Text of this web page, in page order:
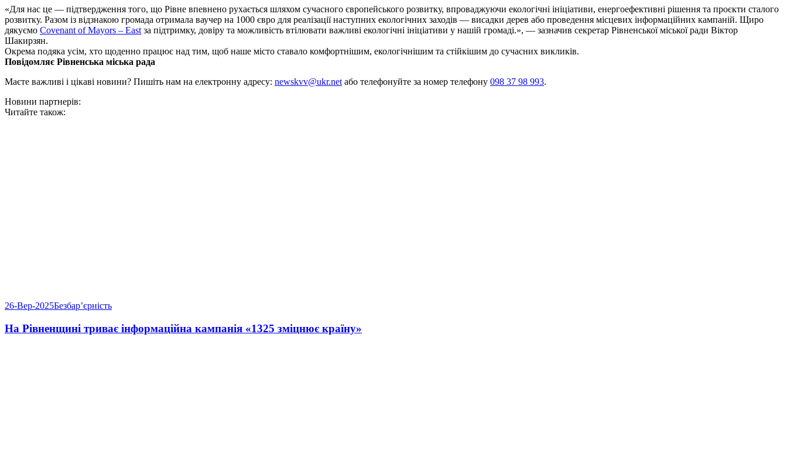
«Для нас це — підтвердження того, що Рівне впевнено рухається шляхом сучасного європейського розвитку, впроваджуючи екологічні ініціативи, енергоефективні рішення та проєкти сталого
розвитку. Разом із відзнакою громада отримала ваучер на 1000 євро для реалізації наступних екологічних заходів — висадки дерев або проведення місцевих інформаційних кампаній. Щиро
дякуємо Covenant of Mayors – Eastза підтримку, довіру та можливість втілювати важливі екологічні ініціативи у нашій громаді.», — зазначив секретар Рівненської міської ради Віктор
Шакирзян.
Окрема подяка усім, хто щоденно працює над тим, щоб наше місто ставало комфортнішим, екологічнішим та стійкішим до сучасних викликів.
Повідомляє Рівненська міська рада
Маєте важливі і цікаві новини? Пишіть нам на електронну адресу: newskvv@ukr.netабо телефонуйте за номер телефону 098 37 98 993.
Новини партнерів:
Читайте також:
26-Вер-2025Безбарʼєрність
На Рівненщині триває інформаційна кампанія «1325 зміцнює країну»